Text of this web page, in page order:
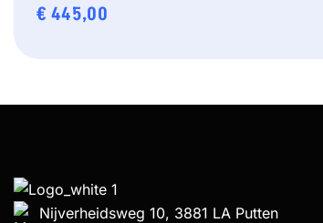
€ 445,00
Nijverheidsweg 10, 3881 LA Putten